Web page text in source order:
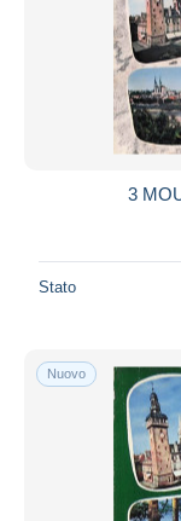
3
Stato
Nuovo